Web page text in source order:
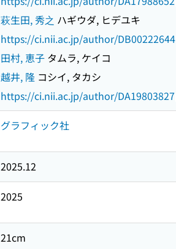
萩生田, 秀之 ハギウダ, ヒデユキ
https://ci.nii.ac.jp/author/DB00222644
田村, 恵子 タムラ, ケイコ
越井, 隆 コシイ, タカシ
https://ci.nii.ac.jp/author/DA19803827
グラフィック社
2025.12
2025
21cm